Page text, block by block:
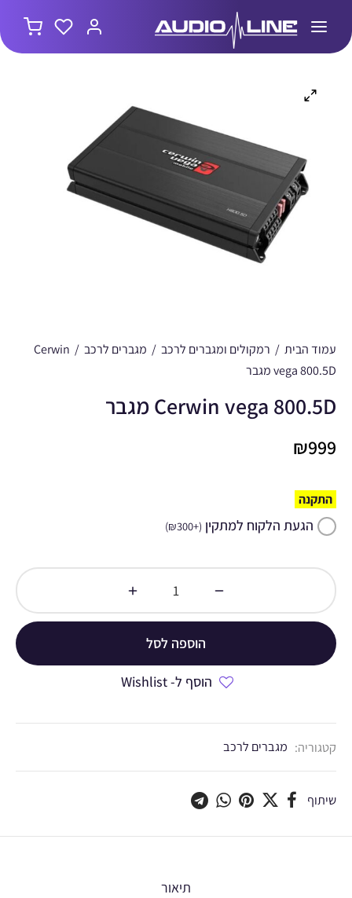
עמוד הבית / רמקולים ומגברים לרכב / מגברים לרכב /
Cerwin
vega 800.5D מגבר
Cerwin vega 800.5D מגבר
₪999
התקנה
הגעת הלקוח למתקין (
+
₪300
)
הוספה לסל
הוסף ל- Wishlist
קטגוריה: מגברים לרכב
שיתוף
תיאור